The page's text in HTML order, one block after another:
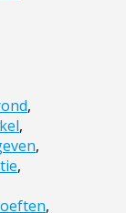
,
,
,
,
,